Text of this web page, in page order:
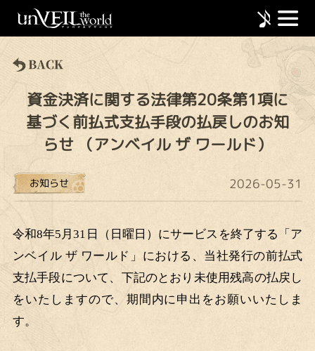
資金決済に関する法律第20条第1項に
基づく前払式支払手段の払戻しのお知
らせ （アンベイル ザ ワールド）
お知らせ 2026-05-31
令和8年5月31日（日曜日）にサービスを終了する「ア
ンベイル ザ ワールド」における、当社発行の前払式
支払手段について、下記のとおり未使用残高の払戻し
をいたしますので、期間内に申出をお願いいたしま
す。